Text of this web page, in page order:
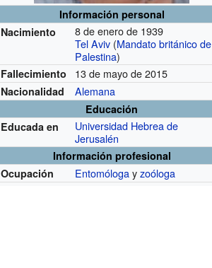
Información personal
Nacimiento
8 de enero de 1939
Tel Aviv (Mandato británico de
Palestina)
Fallecimiento 13 de mayo de 2015
Nacionalidad Alemana
Educación
Educada en
Universidad Hebrea de
Jerusalén
Información profesional
Ocupación
Entomólogayzoóloga